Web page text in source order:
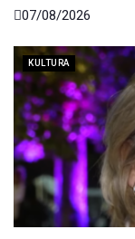
07/08/2026
KULTURA